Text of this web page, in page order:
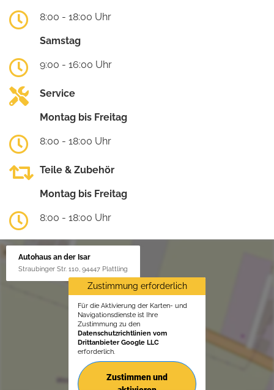
8:00 - 18:00 Uhr
Samstag
9:00 - 16:00 Uhr
Service
Montag bis Freitag
8:00 - 18:00 Uhr
Teile & Zubehör
Montag bis Freitag
8:00 - 18:00 Uhr
Autohaus an der Isar
Straubinger Str. 110, 94447 Plattling
Zustimmung erforderlich
Für die Aktivierung der Karten- und
Navigationsdienste ist Ihre
Zustimmung zu den
Datenschutzrichtlinien vom
Drittanbieter Google LLC
erforderlich.
Zustimmen und